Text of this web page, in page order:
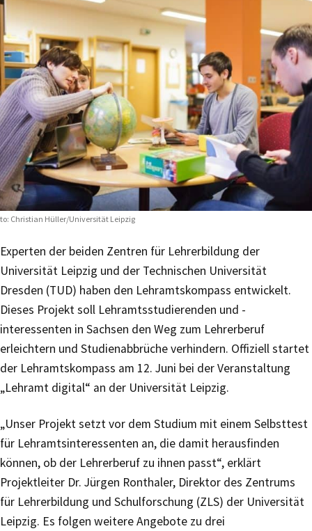
Christian Hüller/Universität Leipzig
Experten der beiden Zentren für Lehrerbildung der
Universität Leipzig und der Technischen Universität
Dresden (TUD) haben den Lehramtskompass entwickelt.
Dieses Projekt soll Lehramtsstudierenden und -
interessenten in Sachsen den Weg zum Lehrerberuf
erleichtern und Studienabbrüche verhindern. Offiziell startet
der Lehramtskompass am 12. Juni bei der Veranstaltung
„Lehramt digital“ an der Universität Leipzig.
„Unser Projekt setzt vor dem Studium mit einem Selbsttest
für Lehramtsinteressenten an, die damit herausfinden
können, ob der Lehrerberuf zu ihnen passt“, erklärt
Projektleiter Dr. Jürgen Ronthaler, Direktor des Zentrums
für Lehrerbildung und Schulforschung (ZLS) der Universität
Leipzig. Es folgen weitere Angebote zu drei